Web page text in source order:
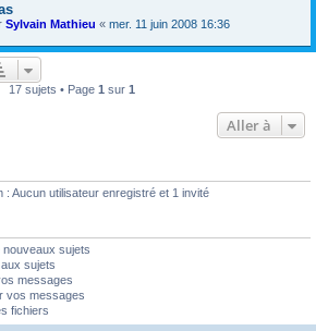
Sylvain Mathieu « mer. 11 juin 2008 16:36
17 sujets • Page 1 sur 1
Aller à
Aucun utilisateur enregistré et 1 invité
nouveaux sujets
sujets
messages
vos messages
fichiers